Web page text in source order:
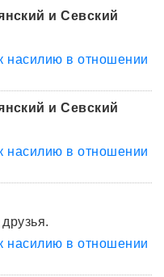
и Севский
насилию в отношении
и Севский
насилию в отношении
насилию в отношении